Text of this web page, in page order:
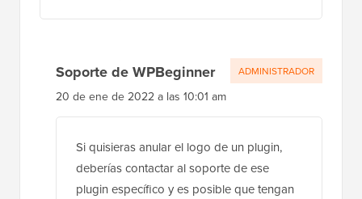
Soporte de WPBeginner
20 de ene de 2022 a las 10:01 am
Si quisieras anular el logo de un plugin,
deberías contactar al soporte de ese
plugin específico y es posible que tengan
ADMINISTRADOR